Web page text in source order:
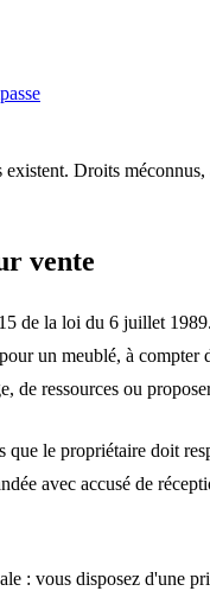
Droits
vente
de la loi du 6 juillet
un meublé, à
de ressources ou
que le propriétaire doit
avec accusé de
: vous disposez d'une